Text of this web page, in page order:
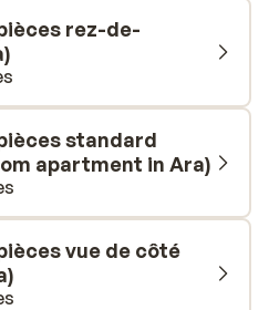
typiquement grec. Les
de la climatisation
terrasse privés. Un cadre
vue sur la mer ou sur la
studio, vous bénéficierez en
rez-de-
standard
apartment in Ara)
vue de côté